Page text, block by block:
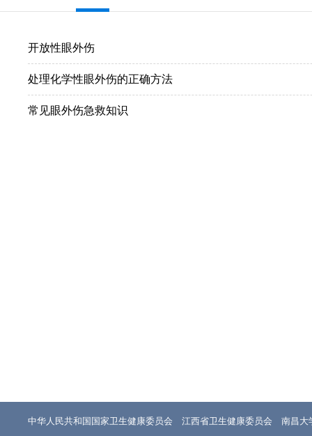
开放性眼外伤
处理化学性眼外伤的正确方法
常见眼外伤急救知识
中华人民共和国国家卫生健康委员会 江西省卫生健康委员会 南昌大